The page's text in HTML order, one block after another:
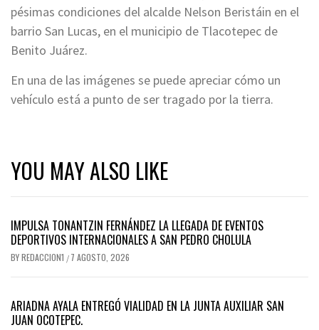
pésimas condiciones del alcalde Nelson Beristáin en el
barrio San Lucas, en el municipio de Tlacotepec de
Benito Juárez.
En una de las imágenes se puede apreciar cómo un
vehículo está a punto de ser tragado por la tierra.
YOU MAY ALSO LIKE
IMPULSA TONANTZIN FERNÁNDEZ LA LLEGADA DE EVENTOS
DEPORTIVOS INTERNACIONALES A SAN PEDRO CHOLULA
BYREDACCION1 / 7 AGOSTO, 2026
ARIADNA AYALA ENTREGÓ VIALIDAD EN LA JUNTA AUXILIAR SAN
JUAN OCOTEPEC.